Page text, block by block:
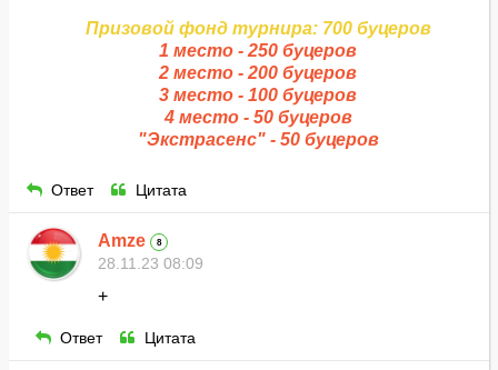
Призовой фонд турнира: 700 буцеров
1 место - 250 буцеров
2 место - 200 буцеров
3 место - 100 буцеров
4 место - 50 буцеров
"Экстрасенс" - 50 буцеров
Ответ Цитата
Amze 8
28.11.23 08:09
+
Ответ Цитата